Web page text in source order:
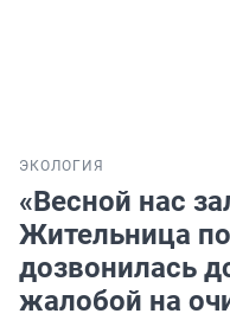
ЭКОЛОГИЯ
«Весной нас
Жительница
дозвонилась
жалобой на